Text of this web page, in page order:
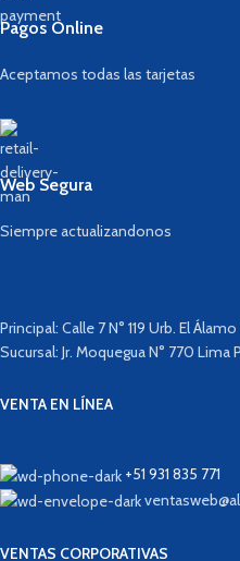
Pagos Online
Aceptamos todas las tarjetas
Web Segura
Siempre actualizandonos
Principal: Calle 7 N° 119 Urb. El
Sucursal: Jr. Moquegua N° 770 Lima
VENTA EN LÍNEA
+51 931 835 771
VENTAS CORPORATIVAS